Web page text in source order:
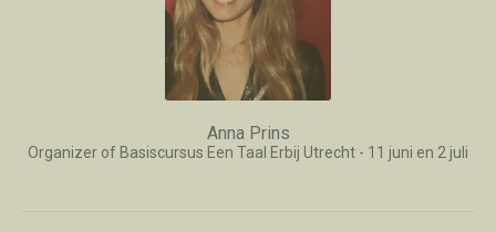
Anna Prins
Organizer of Basiscursus Een Taal Erbij Utrecht - 11 juni en 2 juli